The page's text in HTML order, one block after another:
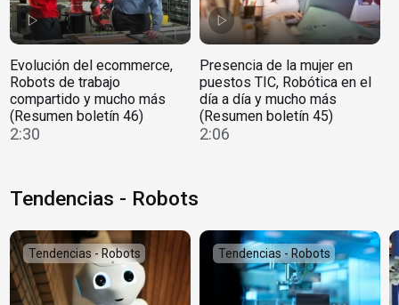
Evolución del ecommerce,
Robots de trabajo
compartido y mucho más
(Resumen boletín 46)
2:30
Presencia de la mujer en
puestos TIC, Robótica en el
día a día y mucho más
(Resumen boletín 45)
2:06
Tendencias - Robots
Tendencias - Robots Tendencias - Robots